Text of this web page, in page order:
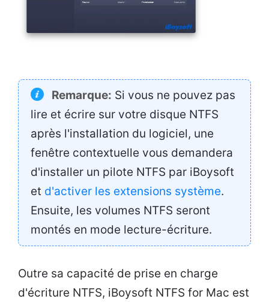
Remarque: Si vous ne pouvez pas
lire et écrire sur votre disque NTFS
après l'installation du logiciel, une
fenêtre contextuelle vous demandera
d'installer un pilote NTFS par iBoysoft
et d'activer les extensions système.
Ensuite, les volumes NTFS seront
montés en mode lecture-écriture.
Outre sa capacité de prise en charge
d'écriture NTFS, iBoysoft NTFS for Mac est